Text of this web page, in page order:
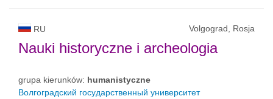
RU Volgograd, Rosja
Nauki historyczne i archeologia
grupa kierunków: humanistyczne
Волгоградский государственный университет